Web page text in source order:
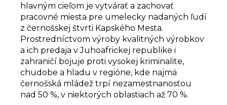
hlavným cieľom je vytvárať a zachovať
pracovné miesta pre umelecky nadaných ľudí
z černošskej štvrti Kapského Mesta.
Prostredníctvom výroby kvalitných výrobkov
a ich predaja v Juhoafrickej republike i
zahraničí bojuje proti vysokej kriminalite,
chudobe a hladu v regióne, kde najmä
černošská mládež trpí nezamestnanosťou
nad 50 %, v niektorých oblastiach až 70 %.